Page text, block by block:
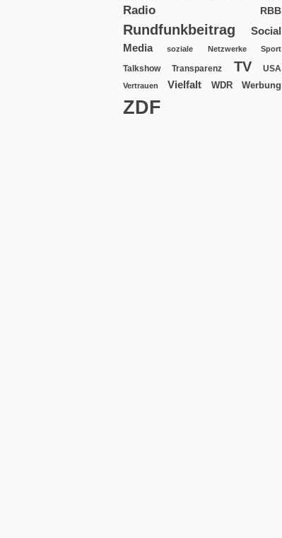
Radio RBB
Rundfunkbeitrag
Social
Media
soziale Netzwerke Sport
Talkshow Transparenz TV USA
Vertrauen Vielfalt WDR Werbung
ZDF